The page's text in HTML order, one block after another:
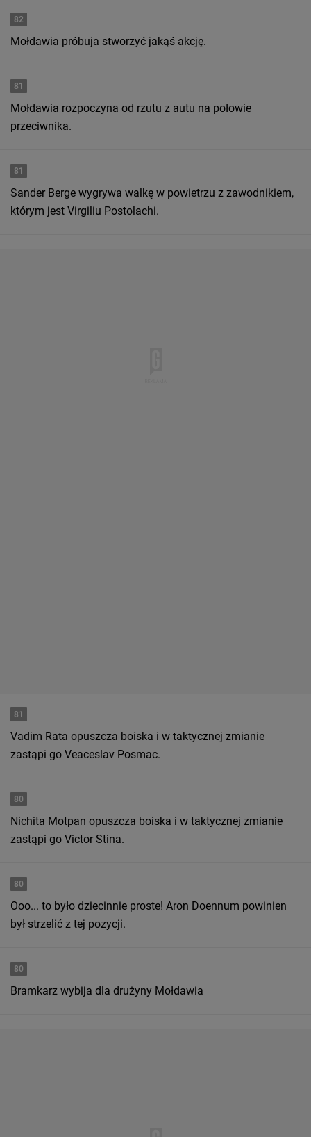
82
Mołdawia próbuja stworzyć jakąś akcję.
81
Mołdawia rozpoczyna od rzutu z autu na połowie
przeciwnika.
81
Sander Berge wygrywa walkę w powietrzu z zawodnikiem,
którym jest Virgiliu Postolachi.
81
Vadim Rata opuszcza boiska i w taktycznej zmianie
zastąpi go Veaceslav Posmac.
80
Nichita Motpan opuszcza boiska i w taktycznej zmianie
zastąpi go Victor Stina.
80
Ooo... to było dziecinnie proste! Aron Doennum powinien
był strzelić z tej pozycji.
80
Bramkarz wybija dla drużyny Mołdawia